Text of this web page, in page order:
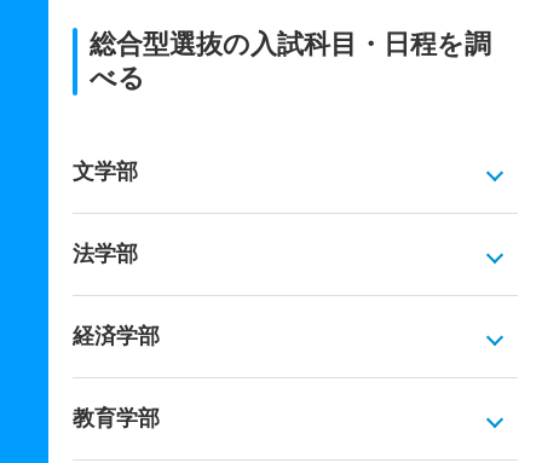
総合型選抜の入試科目・日程を調
べる
文学部
法学部
経済学部
教育学部